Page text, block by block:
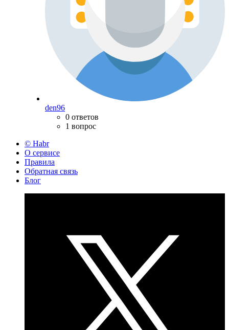
den96
0 ответов
1 вопрос
© Habr
О сервисе
Правила
Обратная связь
Блог